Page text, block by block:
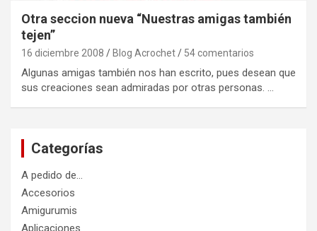
Otra seccion nueva “Nuestras amigas también
tejen”
16 diciembre 2008 Blog Acrochet 54 comentarios
Algunas amigas también nos han escrito, pues desean que
sus creaciones sean admiradas por otras personas. …
Categorías
A pedido de…
Accesorios
Amigurumis
Aplicaciones